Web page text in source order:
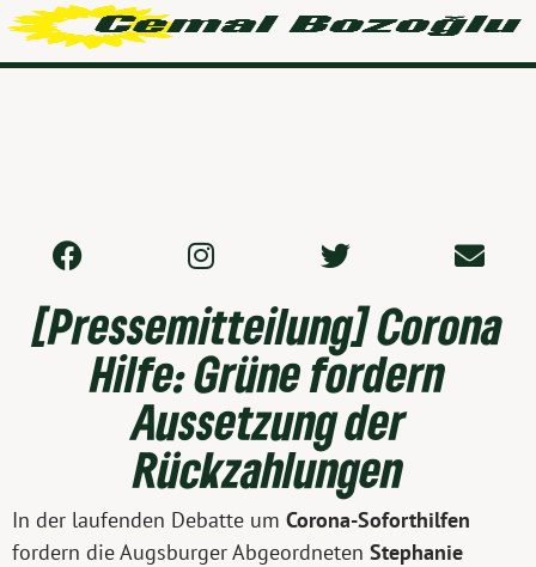
[Pressemitteilung] Corona
Hilfe: Grüne fordern
Aussetzung der
Rückzahlungen
In der laufenden Debatte um Corona-Soforthilfen
fordern die Augsburger Abgeordneten Stephanie